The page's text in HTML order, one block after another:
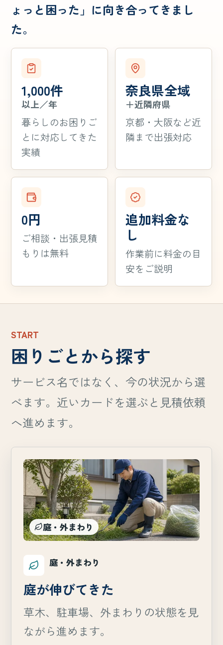
ょっと困った」に向き合ってきまし
た。
1,000件
以上／年
暮らしのお困りご
とに対応してきた
実績
奈良県全域
＋近隣府県
京都・大阪など近
隣まで出張対応
0円
ご相談・出張見積
もりは無料
追加料金な
し
作業前に料金の目
安をご説明
START
困りごとから探す
サービス名ではなく、今の状況から選
べます。近いカードを選ぶと見積依頼
へ進めます。
庭・外まわり
庭・外まわり
庭が伸びてきた
草木、駐車場、外まわりの状態を見
ながら進めます。